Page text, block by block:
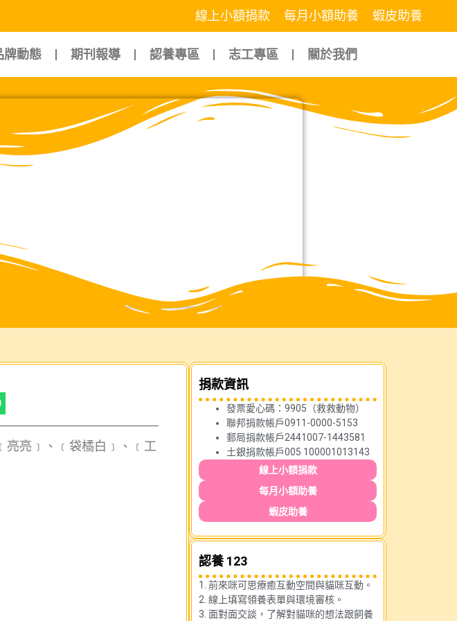
線上小額捐款 每月小額助養 蝦皮助養
牌動態 期刊報導 認養專區 志工專區 關於我們
亮亮﹞、﹝袋橘白﹞、﹝工
捐款資訊
發票愛心碼：9905（救救動物）
聯邦捐款帳戶0911-0000-5153
郵局捐款帳戶2441007-1443581
土銀捐款帳戶005 100001013143
線上小額捐款
每月小額助養
蝦皮助養
認養 123
1. 前來咪可思療癒互動空間與貓咪互動。
2. 線上填寫領養表單與環境審核。
3. 面對面交談，了解對貓咪的想法跟飼養